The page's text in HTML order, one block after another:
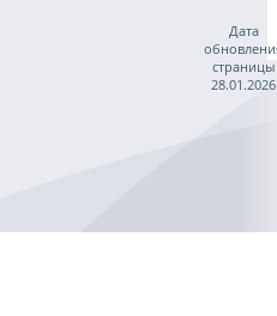
Дата
страницы
28.01.2026